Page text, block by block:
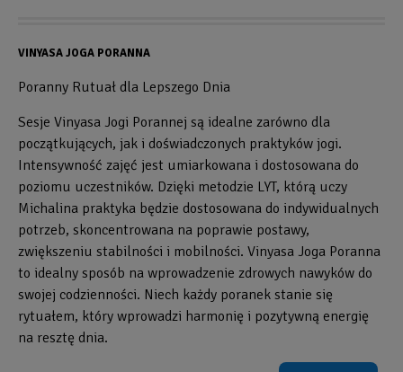
VINYASA JOGA PORANNA
Poranny Rutuał dla Lepszego Dnia
Sesje Vinyasa Jogi Porannej są idealne zarówno dla
początkujących, jak i doświadczonych praktyków jogi.
Intensywność zajęć jest umiarkowana i dostosowana do
poziomu uczestników. Dzięki metodzie LYT, którą uczy
Michalina praktyka będzie dostosowana do indywidualnych
potrzeb, skoncentrowana na poprawie postawy,
zwiększeniu stabilności i mobilności. Vinyasa Joga Poranna
to idealny sposób na wprowadzenie zdrowych nawyków do
swojej codzienności. Niech każdy poranek stanie się
rytuałem, który wprowadzi harmonię i pozytywną energię
na resztę dnia.